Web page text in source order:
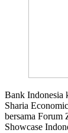
Bank Indonesia
Sharia
bersama Forum
Showcase